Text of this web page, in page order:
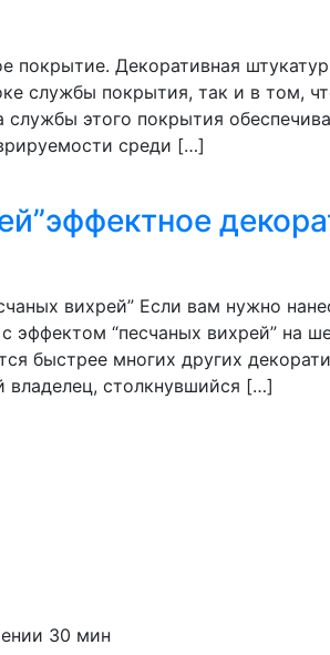
покрытие. Декоративная
службы покрытия, так и в том,
службы этого покрытия
среди […]
вихрей” Если вам нужно
эффектом “песчаных вихрей”
быстрее многих других
владелец, столкнувшийся […]
30 мин